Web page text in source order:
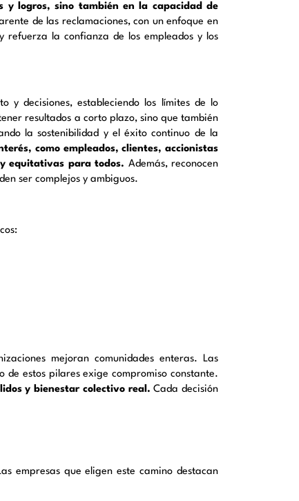
y logros, sino también en la capacidad de
de las reclamaciones, con un enfoque en
refuerza la confianza de los empleados y los
y decisiones, estableciendo los límites de lo
resultados a corto plazo, sino que también
la sostenibilidad y el éxito continuo de la
como empleados, clientes, accionistas
equitativas para todos. Además, reconocen
ser complejos y ambiguos.
mejoran comunidades enteras. Las
de estos pilares exige compromiso constante.
y bienestar colectivo real. Cada decisión
empresas que eligen este camino destacan